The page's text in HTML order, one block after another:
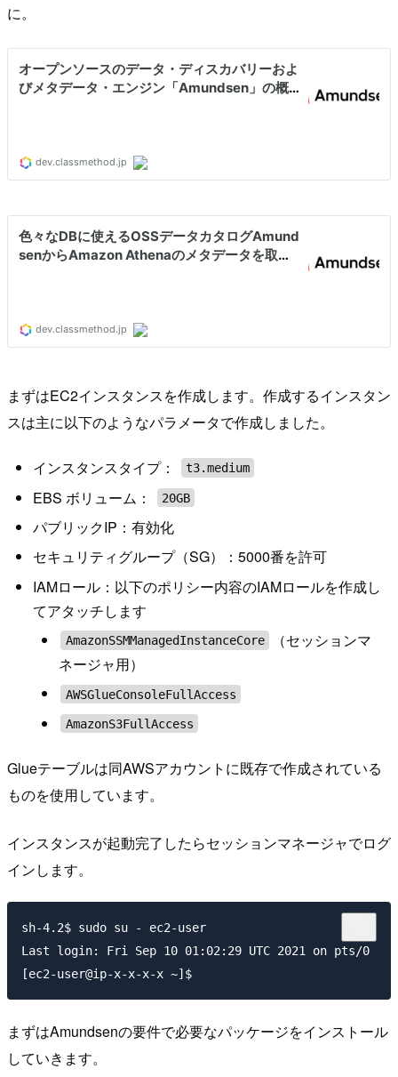
に。
まずはEC2インスタンスを作成します。作成するインスタン
スは主に以下のようなパラメータで作成しました。
インスタンスタイプ： t3.medium
EBS ボリューム： 20GB
パブリックIP：有効化
セキュリティグループ（SG）：5000番を許可
IAMロール：以下のポリシー内容のIAMロールを作成し
てアタッチします
AmazonSSMManagedInstanceCore
（セッションマ
ネージャ用）
AWSGlueConsoleFullAccess
AmazonS3FullAccess
Glueテーブルは同AWSアカウントに既存で作成されている
ものを使用しています。
インスタンスが起動完了したらセッションマネージャでログ
インします。
sh-4.2$ sudo su - ec2-user
Last login: Fri Sep 10 01:02:29 UTC 2021 on pts/0
まずはAmundsenの要件で必要なパッケージをインストール
していきます。